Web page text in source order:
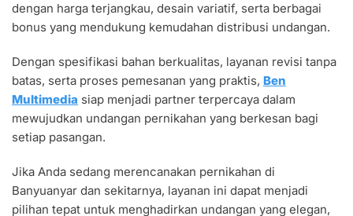
dengan harga terjangkau, desain variatif, serta berbagai
bonus yang mendukung kemudahan distribusi undangan.
Dengan spesifikasi bahan berkualitas, layanan revisi tanpa
batas, serta proses pemesanan yang praktis, Ben
Multimedia siap menjadi partner terpercaya dalam
mewujudkan undangan pernikahan yang berkesan bagi
setiap pasangan.
Jika Anda sedang merencanakan pernikahan di
Banyuanyar dan sekitarnya, layanan ini dapat menjadi
pilihan tepat untuk menghadirkan undangan yang elegan,